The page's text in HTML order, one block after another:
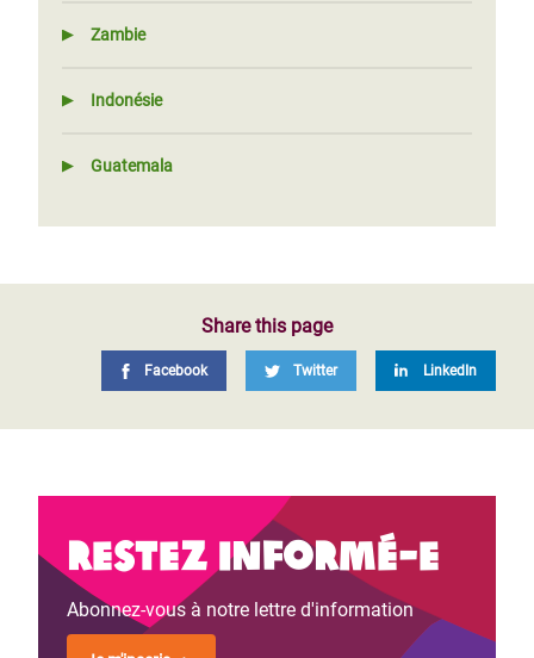
Zambie
Indonésie
Guatemala
Share this page
Facebook Twitter LinkedIn
Restez informé-e
Abonnez-vous à notre lettre d'information